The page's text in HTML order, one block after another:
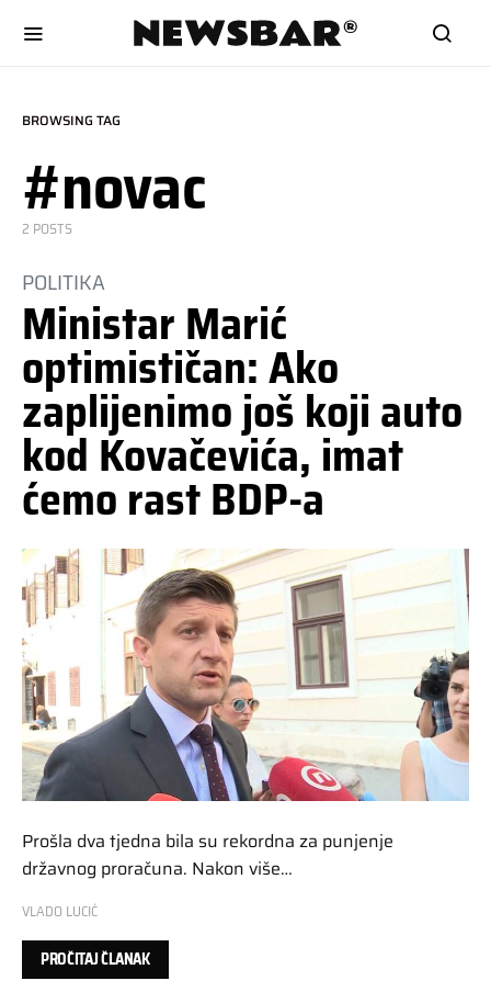
BROWSING TAG
#novac
2 POSTS
POLITIKA
Ministar Marić
optimističan: Ako
zaplijenimo još koji auto
kod Kovačevića, imat
ćemo rast BDP-a
Prošla dva tjedna bila su rekordna za punjenje
državnog proračuna. Nakon više…
VLADO LUCIĆ
PROČITAJ ČLANAK